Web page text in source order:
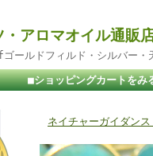
アロマオイル通販
ールドフィルド・シルバー
■ショッピングカートをみ
ネイチャーガイダンス